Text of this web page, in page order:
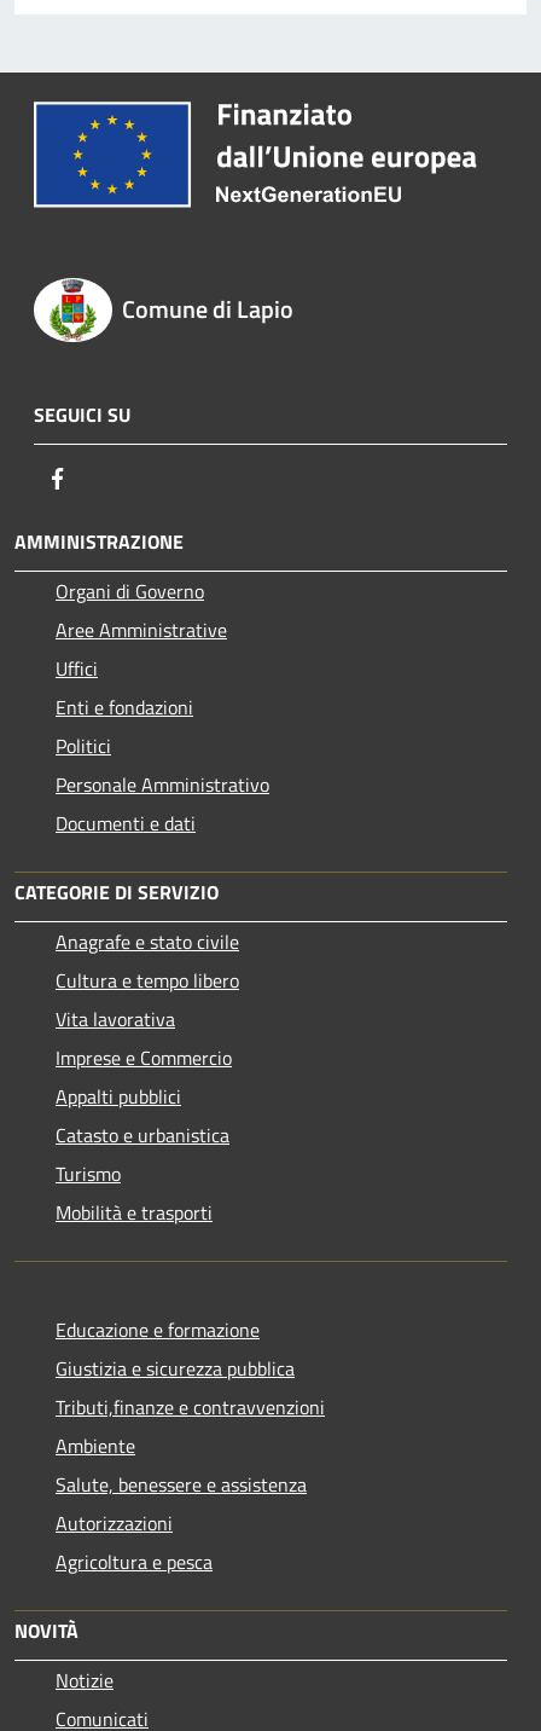
Comune di Lapio
SEGUICI SU
AMMINISTRAZIONE
Organi di Governo
Aree Amministrative
Uffici
Enti e fondazioni
Politici
Personale Amministrativo
Documenti e dati
CATEGORIE DI SERVIZIO
Anagrafe e stato civile
Cultura e tempo libero
Vita lavorativa
Imprese e Commercio
Appalti pubblici
Catasto e urbanistica
Turismo
Mobilità e trasporti
Educazione e formazione
Giustizia e sicurezza pubblica
Tributi,finanze e contravvenzioni
Ambiente
Salute, benessere e assistenza
Autorizzazioni
Agricoltura e pesca
NOVITÀ
Notizie
Comunicati